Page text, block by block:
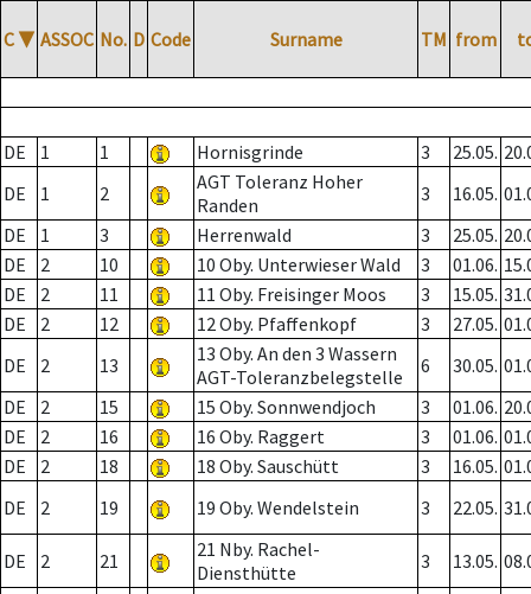
C ▼ ASSOC No. D Code Surname TM from
DE 1 1 Hornisgrinde 3 25.05.
DE
1 2
AGT Toleranz Hoher
Randen
3 16.05.
DE
1 3 Herrenwald 3 25.05.
DE
2 10 10 Oby. Unterwieser Wald 3 01.06.
DE
2 11 11 Oby. Freisinger Moos 3 15.05.
DE
2 12 12 Oby. Pfaffenkopf 3 27.05.
DE
2 13
13 Oby. An den 3 Wassern
AGT-Toleranzbelegstelle
6 30.05.
DE
2 15 15 Oby. Sonnwendjoch 3 01.06.
DE
2 16 16 Oby. Raggert 3 01.06.
DE
2 18 18 Oby. Sauschütt 3 16.05.
DE
2 19 19 Oby. Wendelstein 3 22.05.
DE 2 21
21 Nby. Rachel-
Diensthütte
3 13.05.